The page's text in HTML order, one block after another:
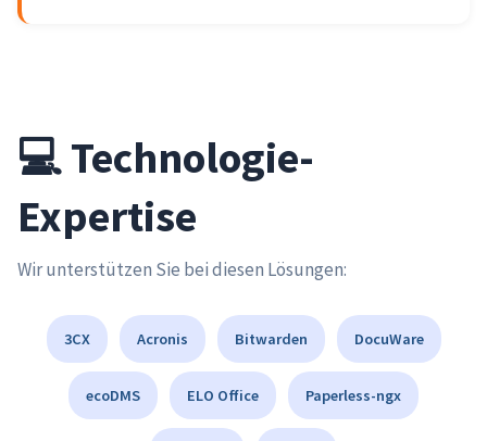
💻 Technologie-
Expertise
Wir unterstützen Sie bei diesen Lösungen:
3CX Acronis Bitwarden DocuWare
ecoDMS ELO Office Paperless-ngx